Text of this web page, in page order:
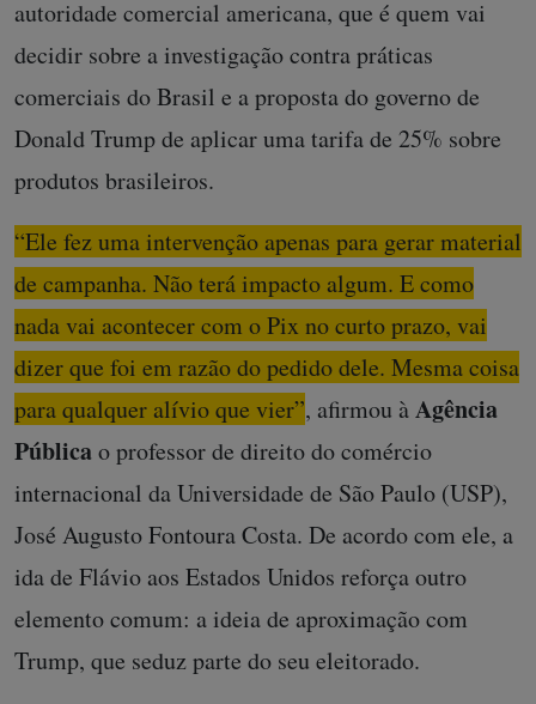
autoridade comercial americana, que é quem vai
decidir sobre a investigação contra práticas
comerciais do Brasil e a proposta do governo de
Donald Trump de aplicar uma tarifa de 25% sobre
produtos brasileiros.
“Ele fez uma intervenção apenas para gerar material
de campanha. Não terá impacto algum. E como
nada vai acontecer com o Pix no curto prazo, vai
dizer que foi em razão do pedido dele. Mesma coisa
para qualquer alívio que vier”, afirmou àAgência
Públicao professor de direito do comércio
internacional da Universidade de São Paulo (USP),
José Augusto Fontoura Costa. De acordo com ele, a
ida de Flávio aos Estados Unidos reforça outro
elemento comum: a ideia de aproximação com
Trump, que seduz parte do seu eleitorado.